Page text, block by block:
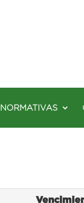
NORMATIVAS